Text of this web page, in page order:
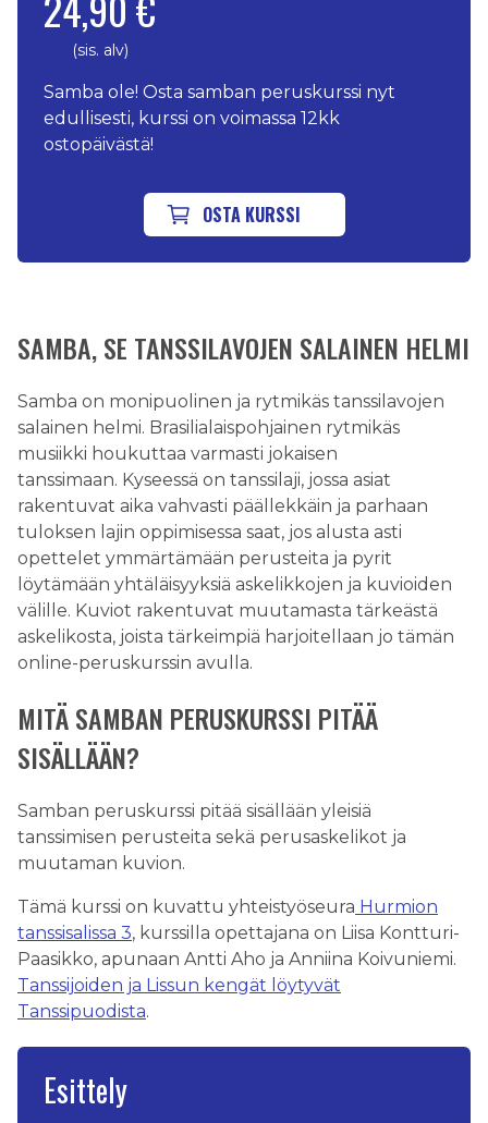
(sis. alv)
Samba ole! Osta samban peruskurssi nyt
edullisesti, kurssi on voimassa 12kk
ostopäivästä!
OSTA KURSSI
SAMBA, SE TANSSILAVOJEN SALAINEN HELMI
Samba on monipuolinen ja rytmikäs tanssilavojen
salainen helmi. Brasilialaispohjainen rytmikäs
musiikki houkuttaa varmasti jokaisen
tanssimaan. Kyseessä on tanssilaji, jossa asiat
rakentuvat aika vahvasti päällekkäin ja parhaan
tuloksen lajin oppimisessa saat, jos alusta asti
opettelet ymmärtämään perusteita ja pyrit
löytämään yhtäläisyyksiä askelikkojen ja kuvioiden
välille. Kuviot rakentuvat muutamasta tärkeästä
askelikosta, joista tärkeimpiä harjoitellaan jo tämän
online-peruskurssin avulla.
MITÄ SAMBAN PERUSKURSSI PITÄÄ
SISÄLLÄÄN?
Samban peruskurssi pitää sisällään yleisiä
tanssimisen perusteita sekä perusaskelikot ja
muutaman kuvion.
Tämä kurssi on kuvattu yhteistyöseura Hurmion
tanssisalissa 3, kurssilla opettajana on Liisa Kontturi-
Paasikko, apunaan Antti Aho ja Anniina Koivuniemi.
Tanssijoiden ja Lissun kengät löytyvät
Tanssipuodista.
Esittely